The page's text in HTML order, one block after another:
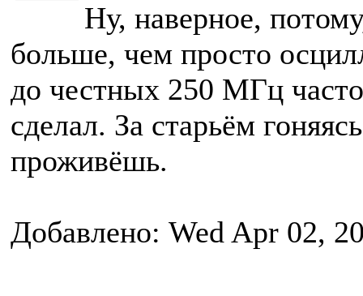
Ну, наверное,
больше, чем просто
до честных 250 МГц
сделал. За старьём
проживёшь.
Добавлено: Wed Apr 02,